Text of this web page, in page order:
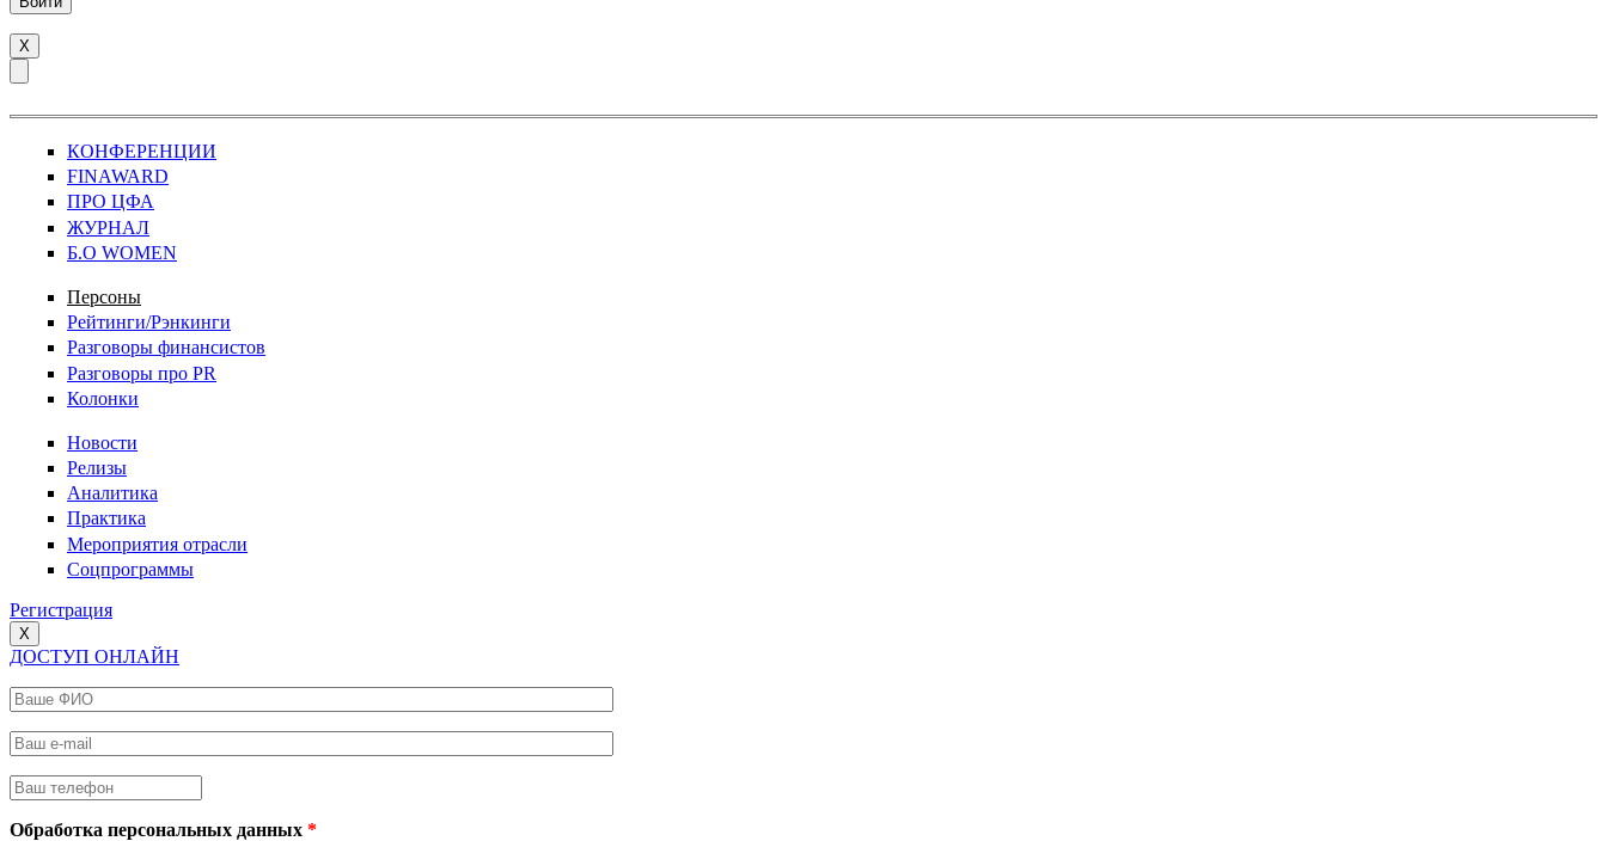
X
КОНФЕРЕНЦИИ
FINAWARD
ПРО ЦФА
ЖУРНАЛ
Б.О WOMEN
Персоны
Рейтинги/Рэнкинги
Разговоры финансистов
Разговоры про PR
Колонки
Новости
Релизы
Аналитика
Практика
Мероприятия отрасли
Соцпрограммы
Регистрация
X
ДОСТУП ОНЛАЙН
Ваше ФИО
Ваш e-mail
Ваш телефон
Обработка персональных данных *